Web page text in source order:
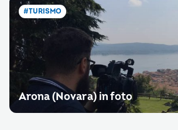
#TURISMO
Arona (Novara) in foto